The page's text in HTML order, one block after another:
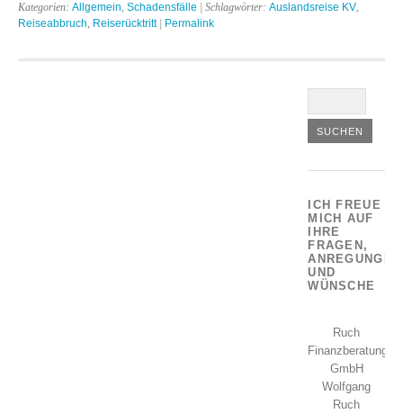
Kategorien: Allgemein, Schadensfälle | Schlagwörter: Auslandsreise KV,
Reiseabbruch, Reiserücktritt| Permalink
ICH FREUE
MICH AUF
IHRE
FRAGEN,
ANREGUNGEN
UND
WÜNSCHE
Ruch
Finanzberatung
GmbH
Wolfgang
Ruch